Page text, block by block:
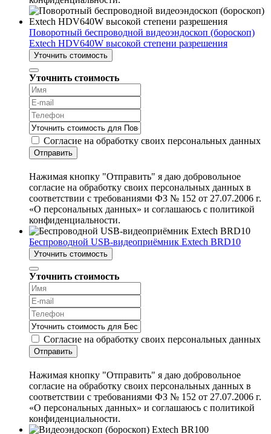
Поворотный беспроводной видеоэндоскоп (бороскоп)
Extech HDV640W высокой степени разрешения
Уточнить стоимость
Уточнить стоимость
Согласие на обработку своих персональных данных
Отправить
Нажимая кнопку "Отправить" я даю добровольное
согласие на обработку своих персональных данных в
соответствии с требованиями ФЗ № 152 от 27.07.2006 г.
«О персональных данных» и соглашаюсь с политикой
конфиденциальности.
Беспроводной USB-видеоприёмник Extech BRD10
Уточнить стоимость
Уточнить стоимость
Согласие на обработку своих персональных данных
Отправить
Нажимая кнопку "Отправить" я даю добровольное
согласие на обработку своих персональных данных в
соответствии с требованиями ФЗ № 152 от 27.07.2006 г.
«О персональных данных» и соглашаюсь с политикой
конфиденциальности.